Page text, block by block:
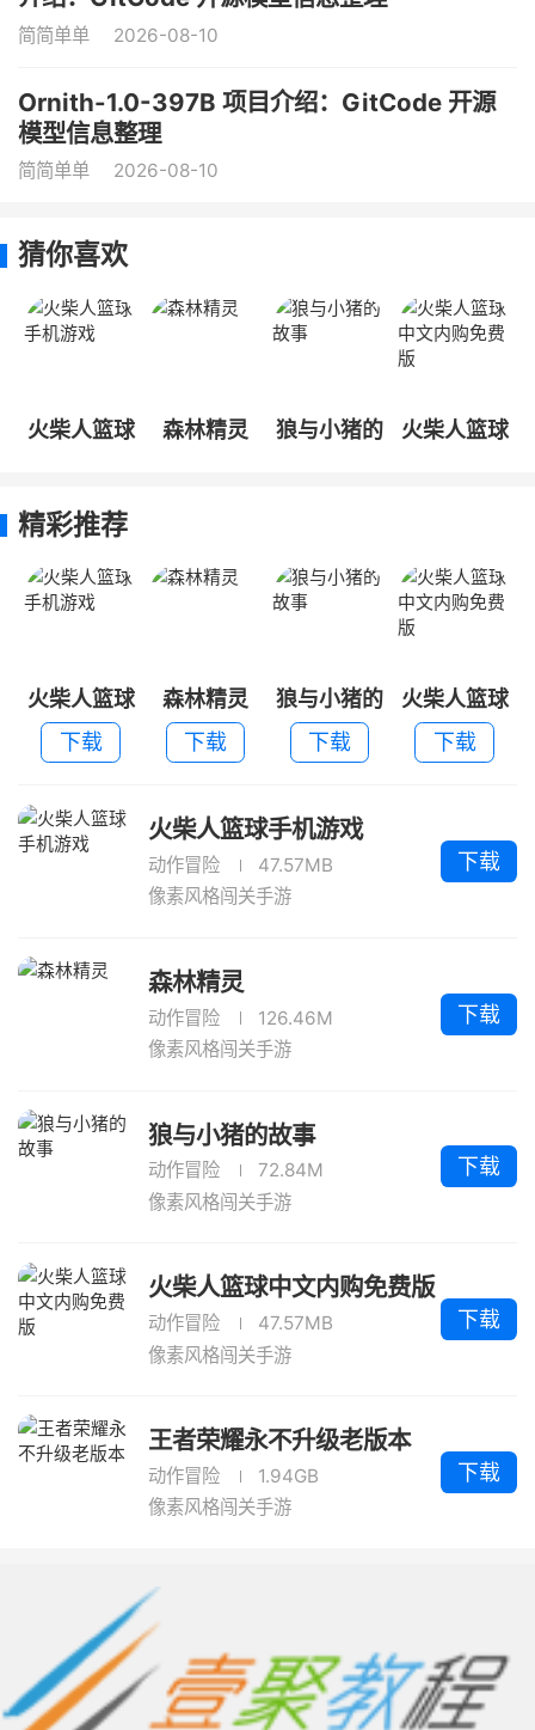
简简单单 2026-08-10
Ornith-1.0-397B 项目介绍：GitCode 开源
模型信息整理
简简单单 2026-08-10
猜你喜欢
火柴人篮球
森林精灵
狼与小猪的
火柴人篮球
精彩推荐
火柴人篮球
手机游戏
下载
森林精灵
下载
狼与小猪的
故事
下载
火柴人篮球
中文内购免
费版
下载
火柴人篮球手机游戏
动作冒险
47.57MB
像素风格闯关手游
下载
森林精灵
动作冒险
126.46M
像素风格闯关手游
下载
狼与小猪的故事
动作冒险
72.84M
像素风格闯关手游
下载
火柴人篮球中文内购免费版
动作冒险
47.57MB
像素风格闯关手游
下载
王者荣耀永不升级老版本
动作冒险
1.94GB
像素风格闯关手游
下载